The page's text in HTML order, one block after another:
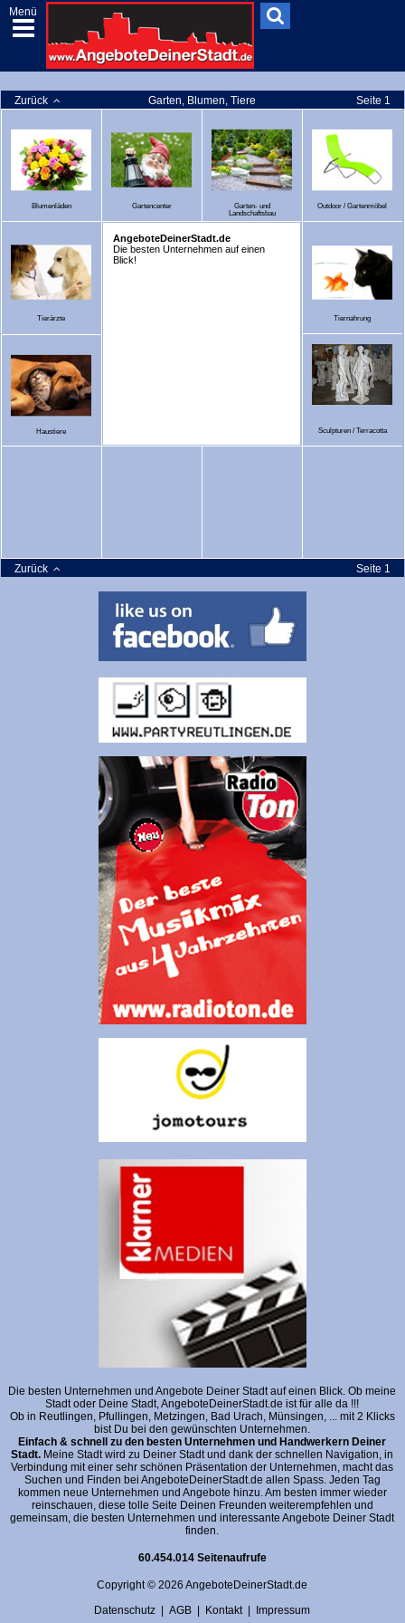
Menü
Zurück Garten, Blumen, Tiere Seite 1
Blumenläden Gartencenter
Garten- und
Landschaftsbau
Outdoor / Gartenmöbel
Tierärzte
AngeboteDeinerStadt.de
Die besten Unternehmen auf einen
Blick!
Tiernahrung
Haustiere Sculpturen / Terracotta
Zurück Seite 1
Die besten Unternehmen und Angebote Deiner Stadt auf einen Blick. Ob meine
Stadt oder Deine Stadt, AngeboteDeinerStadt.de ist für alle da !!!
Ob in Reutlingen, Pfullingen, Metzingen, Bad Urach, Münsingen, ... mit 2 Klicks
bist Du bei den gewünschten Unternehmen.
Einfach & schnell zu den besten Unternehmen und Handwerkern Deiner
Stadt. Meine Stadt wird zu Deiner Stadt und dank der schnellen Navigation, in
Verbindung mit einer sehr schönen Präsentation der Unternehmen, macht das
Suchen und Finden bei AngeboteDeinerStadt.de allen Spass. Jeden Tag
kommen neue Unternehmen und Angebote hinzu. Am besten immer wieder
reinschauen, diese tolle Seite Deinen Freunden weiterempfehlen und
gemeinsam, die besten Unternehmen und interessante Angebote Deiner Stadt
finden.
60.454.014 Seitenaufrufe
Copyright © 2026 AngeboteDeinerStadt.de
Datenschutz |AGB | Kontakt| Impressum